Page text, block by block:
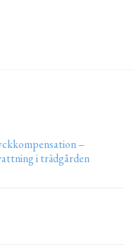
–
i trädgården